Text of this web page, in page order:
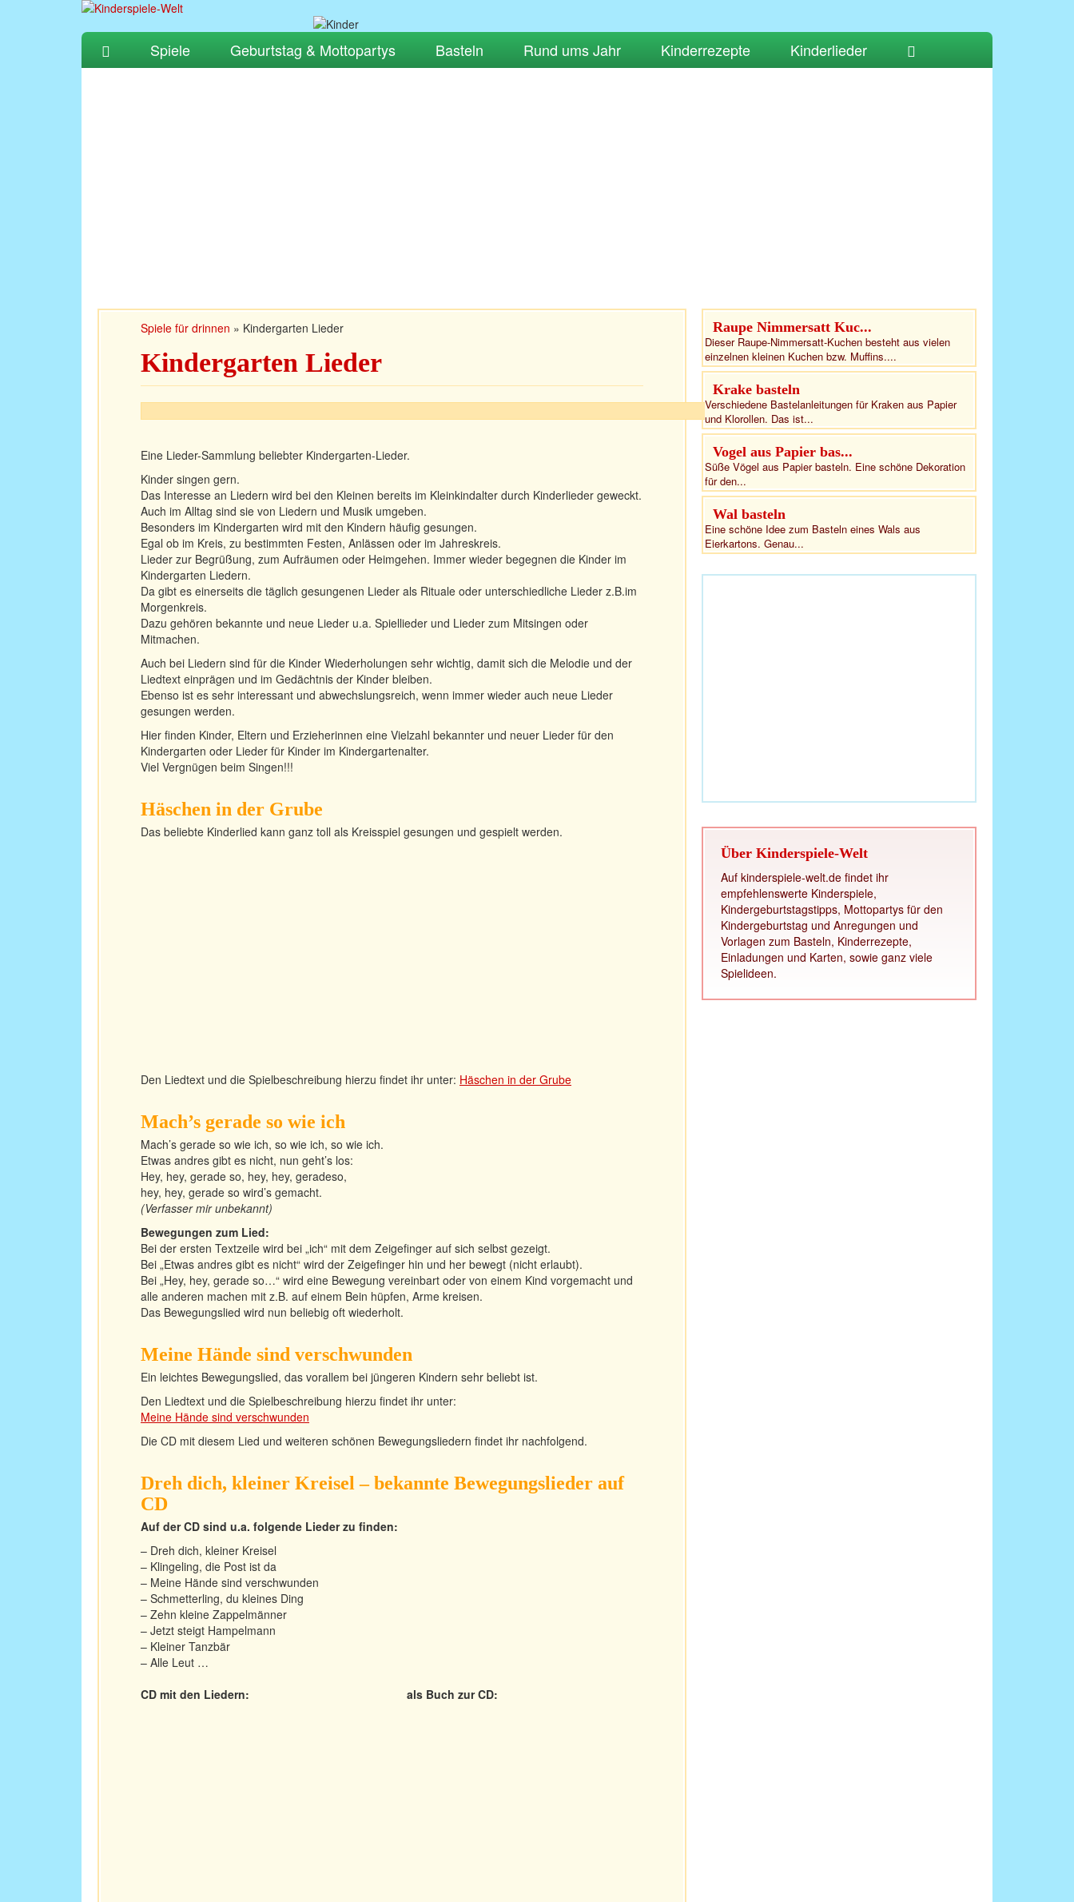
Spiele Geburtstag & Mottopartys Basteln Rund ums Jahr Kinderrezepte Kinderlieder
Spiele für drinnen » Kindergarten Lieder
Kindergarten Lieder
Eine Lieder-Sammlung beliebter Kindergarten-Lieder.
Kinder singen gern.
Das Interesse an Liedern wird bei den Kleinen bereits im Kleinkindalter durch Kinderlieder geweckt.
Auch im Alltag sind sie von Liedern und Musik umgeben.
Besonders im Kindergarten wird mit den Kindern häufig gesungen.
Egal ob im Kreis, zu bestimmten Festen, Anlässen oder im Jahreskreis.
Lieder zur Begrüßung, zum Aufräumen oder Heimgehen. Immer wieder begegnen die Kinder im
Kindergarten Liedern.
Da gibt es einerseits die täglich gesungenen Lieder als Rituale oder unterschiedliche Lieder z.B.im
Morgenkreis.
Dazu gehören bekannte und neue Lieder u.a. Spiellieder und Lieder zum Mitsingen oder
Mitmachen.
Auch bei Liedern sind für die Kinder Wiederholungen sehr wichtig, damit sich die Melodie und der
Liedtext einprägen und im Gedächtnis der Kinder bleiben.
Ebenso ist es sehr interessant und abwechslungsreich, wenn immer wieder auch neue Lieder
gesungen werden.
Hier finden Kinder, Eltern und Erzieherinnen eine Vielzahl bekannter und neuer Lieder für den
Kindergarten oder Lieder für Kinder im Kindergartenalter.
Viel Vergnügen beim Singen!!!
Häschen in der Grube
Das beliebte Kinderlied kann ganz toll als Kreisspiel gesungen und gespielt werden.
Den Liedtext und die Spielbeschreibung hierzu findet ihr unter: Häschen in der Grube
Mach’s gerade so wie ich
Mach’s gerade so wie ich, so wie ich, so wie ich.
Etwas andres gibt es nicht, nun geht’s los:
Hey, hey, gerade so, hey, hey, geradeso,
hey, hey, gerade so wird’s gemacht.
(Verfasser mir unbekannt)
Bewegungen zum Lied:
Bei der ersten Textzeile wird bei „ich“ mit dem Zeigefinger auf sich selbst gezeigt.
Bei „Etwas andres gibt es nicht“ wird der Zeigefinger hin und her bewegt (nicht erlaubt).
Bei „Hey, hey, gerade so…“ wird eine Bewegung vereinbart oder von einem Kind vorgemacht und
alle anderen machen mit z.B. auf einem Bein hüpfen, Arme kreisen.
Das Bewegungslied wird nun beliebig oft wiederholt.
Meine Hände sind verschwunden
Ein leichtes Bewegungslied, das vorallem bei jüngeren Kindern sehr beliebt ist.
Den Liedtext und die Spielbeschreibung hierzu findet ihr unter:
Meine Hände sind verschwunden
Die CD mit diesem Lied und weiteren schönen Bewegungsliedern findet ihr nachfolgend.
Dreh dich, kleiner Kreisel – bekannte Bewegungslieder auf
CD
Auf der CD sind u.a. folgende Lieder zu finden:
– Dreh dich, kleiner Kreisel
– Klingeling, die Post ist da
– Meine Hände sind verschwunden
– Schmetterling, du kleines Ding
– Zehn kleine Zappelmänner
– Jetzt steigt Hampelmann
– Kleiner Tanzbär
– Alle Leut …
CD mit den Liedern:
als Buch zur CD:
Raupe Nimmersatt Kuc...
Dieser Raupe-Nimmersatt-Kuchen besteht aus vielen
einzelnen kleinen Kuchen bzw. Muffins....
Krake basteln
Verschiedene Bastelanleitungen für Kraken aus Papier
und Klorollen. Das ist...
Vogel aus Papier bas...
Süße Vögel aus Papier basteln. Eine schöne Dekoration
für den...
Wal basteln
Eine schöne Idee zum Basteln eines Wals aus
Eierkartons. Genau...
Über Kinderspiele-Welt
Auf kinderspiele-welt.de findet ihr
empfehlenswerte Kinderspiele,
Kindergeburtstagstipps, Mottopartys für den
Kindergeburtstag und Anregungen und
Vorlagen zum Basteln, Kinderrezepte,
Einladungen und Karten, sowie ganz viele
Spielideen.